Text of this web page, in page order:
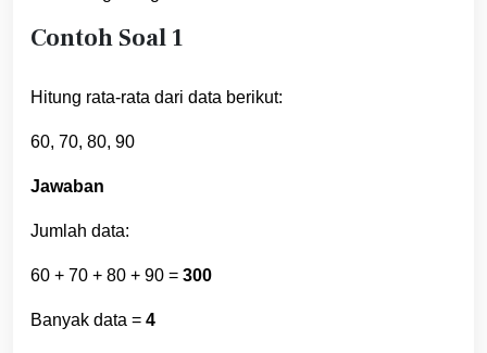
Contoh Soal 1
Hitung rata-rata dari data berikut:
60, 70, 80, 90
Jawaban
Jumlah data:
60 + 70 + 80 + 90 = 300
Banyak data = 4